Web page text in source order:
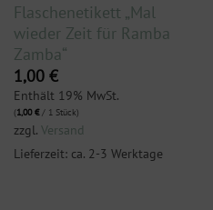
Flaschenetikett „Mal
wieder Zeit für Ramba
Zamba“
1,00 €
Enthält 19% MwSt.
(1,00€/ 1 Stück)
zzgl. Versand
Lieferzeit: ca. 2-3 Werktage